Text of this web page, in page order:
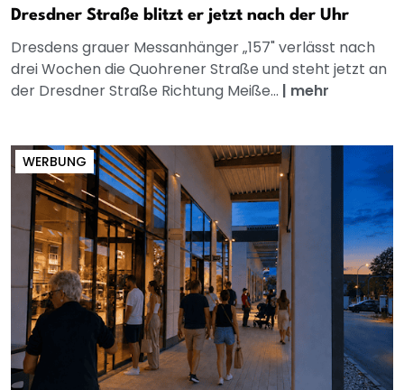
Dresdner Straße blitzt er jetzt nach der Uhr
Dresdens grauer Messanhänger „157" verlässt nach
drei Wochen die Quohrener Straße und steht jetzt an
der Dresdner Straße Richtung Meiße... | mehr
WERBUNG